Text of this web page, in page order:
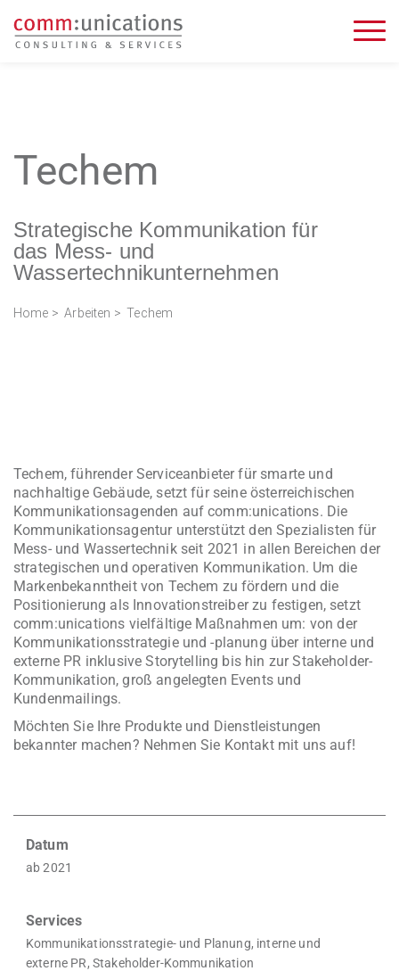
Techem
Strategische Kommunikation für
das Mess- und
Wassertechnikunternehmen
Home >Arbeiten > Techem
Techem, führender Serviceanbieter für smarte und
nachhaltige Gebäude, setzt für seine österreichischen
Kommunikationsagenden auf comm:unications. Die
Kommunikationsagentur unterstützt den Spezialisten für
Mess- und Wassertechnik seit 2021 in allen Bereichen der
strategischen und operativen Kommunikation. Um die
Markenbekanntheit von Techem zu fördern und die
Positionierung als Innovationstreiber zu festigen, setzt
comm:unications vielfältige Maßnahmen um: von der
Kommunikationsstrategie und -planung über interne und
externe PR inklusive Storytelling bis hin zur Stakeholder-
Kommunikation, groß angelegten Events und
Kundenmailings.
Möchten Sie Ihre Produkte und Dienstleistungen
bekannter machen? Nehmen Sie Kontakt mit uns auf!
Datum
ab 2021
Services
Kommunikationsstrategie- und Planung, interne und
externe PR, Stakeholder-Kommunikation